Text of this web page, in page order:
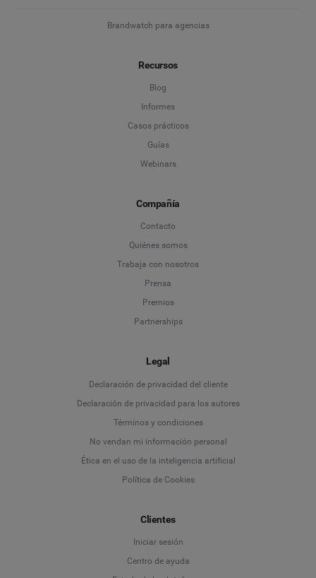
Brandwatch para agencias
Recursos
Blog
Informes
Casos prácticos
Guías
Webinars
Compañía
Contacto
Quiénes somos
Trabaja con nosotros
Prensa
Premios
Partnerships
Legal
Declaración de privacidad del cliente
Declaración de privacidad para los autores
Términos y condiciones
No vendan mi información personal
Ética en el uso de la inteligencia artificial
Política de Cookies
Clientes
Iniciar sesión
Centro de ayuda
Language
Deutsch